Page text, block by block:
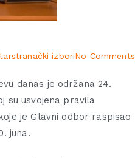
izboriNo Comments
danas je održana 24.
su usvojena pravila
je Glavni odbor raspisao
juna.